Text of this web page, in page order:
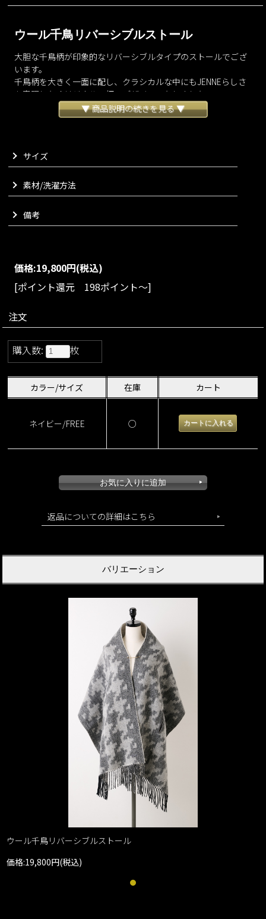
ウール千鳥リバーシブルストール
大胆な千鳥柄が印象的なリバーシブルタイプのストールでござ
います。
千鳥柄を大きく一面に配し、クラシカルな中にもJENNEらしさ
を表現したオリジナルの柄でデザインいたしました。
素材はウール100%を採用し上質な質感も備えております。
細部までこだわった千鳥柄とツートンブロック柄のリバーシブ
なくケープとしてもお召しいただけます。
巻き方を変えて様々な表情をお楽しみいただけるだけでなく、
付属のパール付ストールピンをお使いいただくことでアレンジ
の幅が無限大に。
色をご用意いたしました。
VARIATION
size：FREE
▼ 商品説明の続きを見る ▼
サイズ
素材/洗濯方法
備考
価格:19,800円(税込)
[ポイント還元 198ポイント～]
注文
購入数: 枚
カラー/サイズ 在庫 カート
ネイビー/FREE ○
返品についての詳細はこちら
バリエーション
ウール千鳥リバーシブルストール
価格:19,800円(税込)